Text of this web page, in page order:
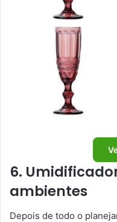
6.
ambientes
Depois de todo o